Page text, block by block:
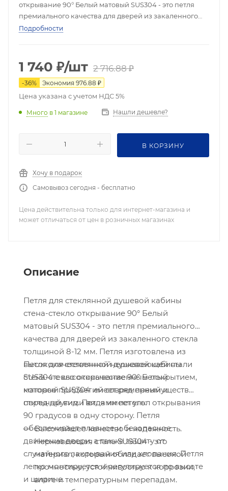
открывание 90° Белый матовый SUS304 - это петля
премиального качества для дверей из закаленного
стекла толщиной 8-12 мм. Петля изготовлена из
современный и стильный вид. Петля имеет угол
открывания 90 градусов в одну сторону. Петля
обеспечивает плавное и безопасное движение двери,
а также защиту от случайного закрывания или
высоте и ширине.
Подробности
1 740 ₽/шт 2 716.88₽
-36% Экономия 976.88 ₽
Цена указана с учетом НДС 5%
Много в 1 магазине Нашли дешевле?
В КОРЗИНУ
Хочу в подарок
Самовывоз сегодня - бесплатно
Цена действительна только для интернет-магазина и
может отличаться от цен в розничных магазинах
Описание
Петля для стеклянной душевой кабины
стена-стекло открывание 90° Белый
матовый SUS304 - это петля премиального
качества для дверей из закаленного стекла
толщиной 8-12 мм. Петля изготовлена из
высококачественной нержавеющей стали
SUS304 с высококачественным покрытием,
которое придает ей современный и
стильный вид. Петля имеет угол открывания
90 градусов в одну сторону. Петля
обеспечивает плавное и безопасное
движение двери, а также защиту от
случайного закрывания или хлопания. Петля
легко монтируется и регулируется по высоте
и ширине.
Петля для стеклянной душевой кабины
стена-стекло открывание 90° Белый
матовый SUS304 имеет ряд преимуществ
перед другими видами петель:
Высочайшее качество и надежность.
Нержавеющая сталь SUS304 - это
материал, который обладает высокой
прочностью, устойчивостью к коррозии,
влаге и температурным перепадам.